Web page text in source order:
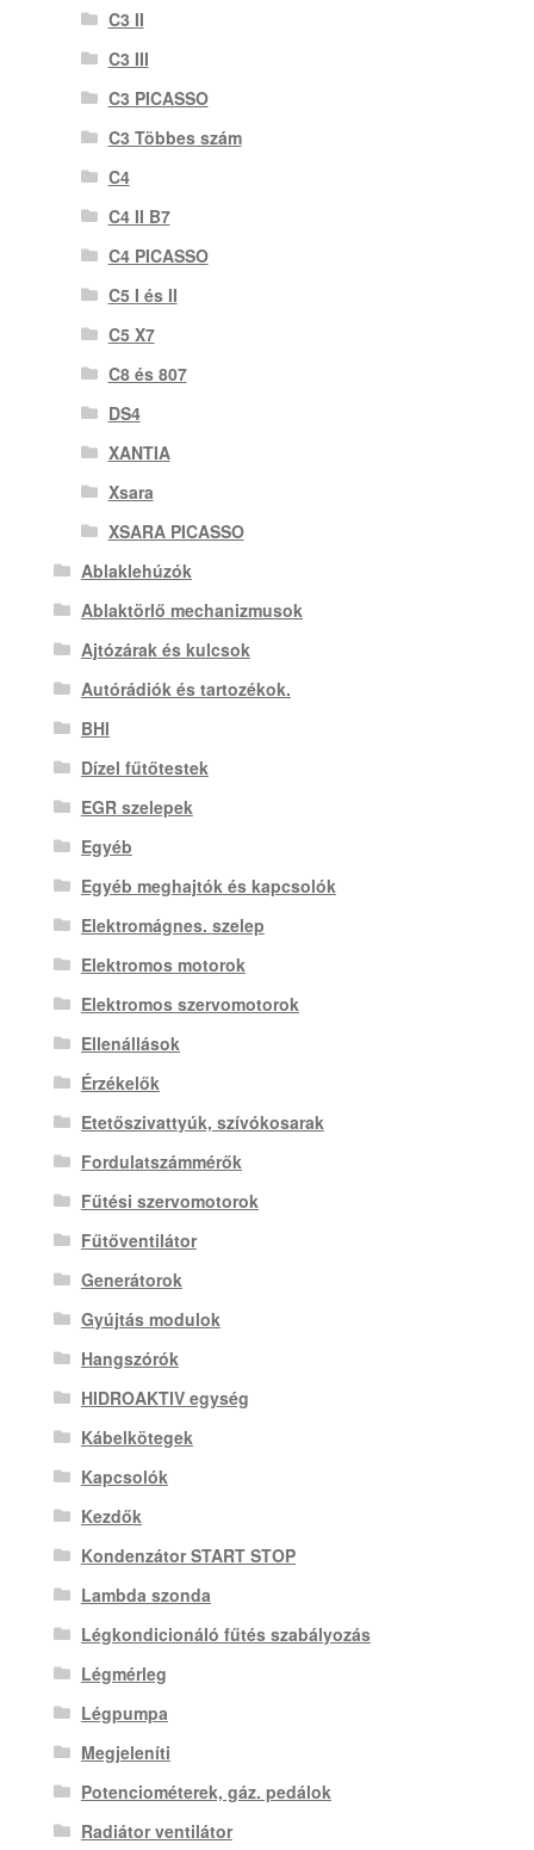
C3 II
C3 III
C3 PICASSO
C3 Többes szám
C4
C4 II B7
C4 PICASSO
C5 I és II
C5 X7
C8 és 807
DS4
XANTIA
Xsara
XSARA PICASSO
Ablaklehúzók
Ablaktörlő mechanizmusok
Ajtózárak és kulcsok
Autórádiók és tartozékok.
BHI
Dízel fűtőtestek
EGR szelepek
Egyéb
Egyéb meghajtók és kapcsolók
Elektromágnes. szelep
Elektromos motorok
Elektromos szervomotorok
Ellenállások
Érzékelők
Etetőszivattyúk, szívókosarak
Fordulatszámmérők
Fűtési szervomotorok
Fűtőventilátor
Generátorok
Gyújtás modulok
Hangszórók
HIDROAKTIV egység
Kábelkötegek
Kapcsolók
Kezdők
Kondenzátor START STOP
Lambda szonda
Légkondicionáló fűtés szabályozás
Légmérleg
Légpumpa
Megjeleníti
Potenciométerek, gáz. pedálok
Radiátor ventilátor